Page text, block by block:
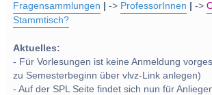
Fragensammlungen
-> ProfessorInnen ->
Stammtisch?
Aktuelles:
- Für Vorlesungen ist keine Anmeldung
zu Semesterbeginn über vlvz-Link anlegen)
- Auf der SPL Seite findet sich nun für